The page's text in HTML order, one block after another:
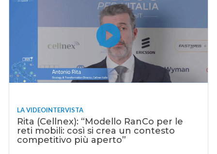
LA VIDEOINTERVISTA
Rita (Cellnex): “Modello RanCo per le
reti mobili: così si crea un contesto
competitivo più aperto”